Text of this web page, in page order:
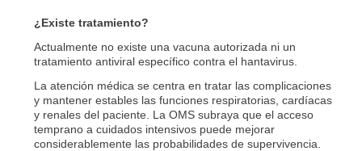
¿Existe tratamiento?
Actualmente no existe una vacuna autorizada ni un
tratamiento antiviral específico contra el hantavirus.
La atención médica se centra en tratar las complicaciones
y mantener estables las funciones respiratorias, cardíacas
y renales del paciente. La OMS subraya que el acceso
temprano a cuidados intensivos puede mejorar
considerablemente las probabilidades de supervivencia.